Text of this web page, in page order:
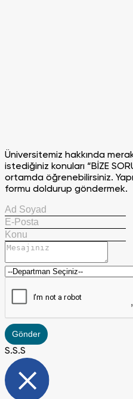
Üniversitemiz hakkında
istediğiniz konuları “BİZE
ortamda öğrenebilirsiniz.
formu doldurup göndermek.
Gönder
S.S.S